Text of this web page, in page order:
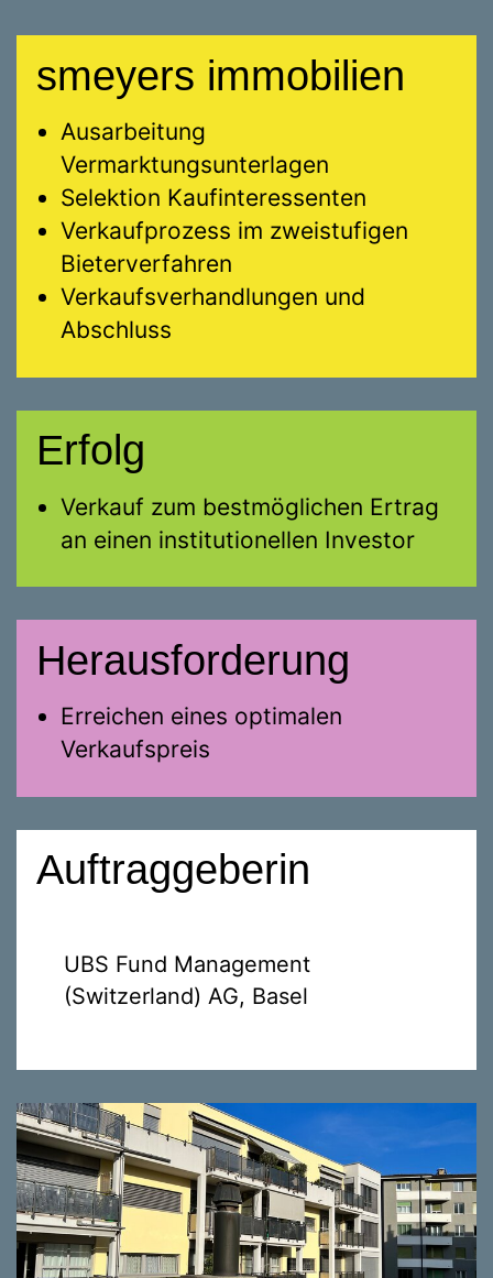
smeyers immobilien
Ausarbeitung
Vermarktungsunterlagen
Selektion Kaufinteressenten
Verkaufprozess im zweistufigen
Bieterverfahren
Verkaufsverhandlungen und
Abschluss
Erfolg
Verkauf zum bestmöglichen Ertrag
an einen institutionellen Investor
Herausforderung
Erreichen eines optimalen
Verkaufspreis
Auftraggeberin
UBS Fund Management
(Switzerland) AG, Basel